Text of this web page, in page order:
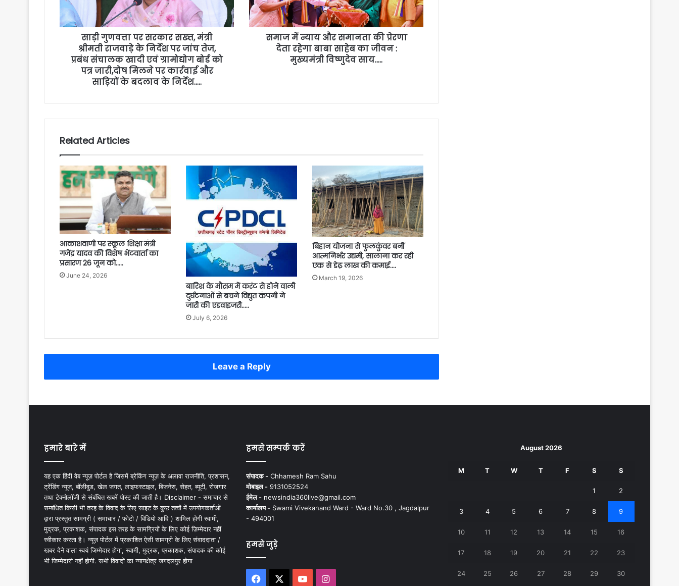
साड़ी गुणवत्ता पर सरकार सख्त, मंत्री
श्रीमती राजवाड़े के निर्देश पर जांच तेज,
प्रबंध संचालक खादी एवं ग्रामोद्योग बोर्ड को
पत्र जारी,दोष मिलने पर कार्रवाई और
साड़ियों के बदलाव के निर्देश…..
समाज में न्याय और समानता की प्रेरणा
देता रहेगा बाबा साहेब का जीवन :
मुख्यमंत्री विष्णुदेव साय…..
Related Articles
आकाशवाणी पर स्कूल शिक्षा मंत्री
गजेंद्र यादव की विशेष भेंटवार्ता का
प्रसारण 26 जून को…..
June 24, 2026
बारिश के मौसम में करंट से होने वाली
दुर्घटनाओं से बचने विद्युत कंपनी ने
जारी की एडवाइजरी…..
July 6, 2026
बिहान योजना से फुलकुंवर बनीं
आत्मनिर्भर उद्यमी, सालाना कर रही
एक से डेढ़ लाख की कमाई….
March 19, 2026
Leave a Reply
हमारे बारे में
यह एक हिंदी वेब न्यूज़ पोर्टल है जिसमें ब्रेकिंग न्यूज़ के अलावा राजनीति, प्रशासन,
ट्रेंडिंग न्यूज, बॉलीवुड, खेल जगत, लाइफस्टाइल, बिजनेस, सेहत, ब्यूटी, रोजगार
तथा टेक्नोलॉजी से संबंधित खबरें पोस्ट की जाती है। Disclaimer - समाचार से
सम्बंधित किसी भी तरह के विवाद के लिए साइट के कुछ तत्वों में उपयोगकर्ताओं
द्वारा प्रस्तुत सामग्री ( समाचार / फोटो / विडियो आदि ) शामिल होगी स्वामी,
मुद्रक, प्रकाशक, संपादक इस तरह के सामग्रियों के लिए कोई ज़िम्मेदार नहीं
स्वीकार करता है। न्यूज़ पोर्टल में प्रकाशित ऐसी सामग्री के लिए संवाददाता /
खबर देने वाला स्वयं जिम्मेदार होगा, स्वामी, मुद्रक, प्रकाशक, संपादक की कोई
भी जिम्मेदारी नहीं होगी. सभी विवादों का न्यायक्षेत्र जगदलपुर होगा
हमसे सम्पर्क करें
संपादक -Chhamesh Ram Sahu
मोबाइल -9131052524
ईमेल - newsindia360live@gmail.com
कार्यालय -Swami Vivekanand Ward - Ward No.30 , Jagdalpur
- 494001
हमसे जुड़े
Facebook YouTubeInstagram
August 2026
M T W T F S S
1 2
3 4 5 6 7 8 9
10 11 12 13 14 15 16
17 18 19 20 21 22 23
24 25 26 27 28 29 30